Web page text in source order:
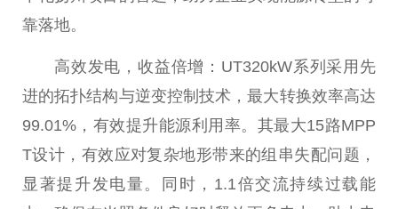
靠落地。
高效发电， 收益倍增：UT320kW系列采用先
进的拓扑结构与逆变控制技术，最大转换效率高达
99.01%，有效提升能源利用率。其最大15路MPP
T设计，有效应对复杂地形带来的组串失配问题，
显著提升发电量。同时，1.1倍交流持续过载能